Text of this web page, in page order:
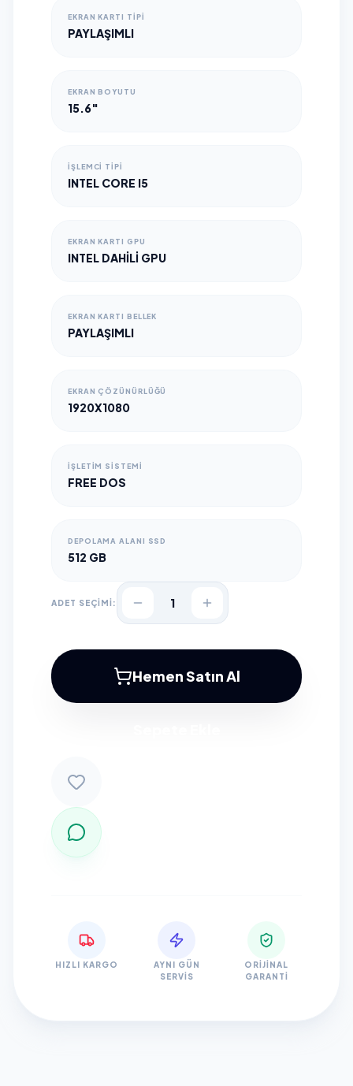
EKRAN KARTI TIPI
PAYLAŞIMLI
EKRAN BOYUTU
15.6"
İŞLEMCI TIPI
INTEL CORE I5
EKRAN KARTI GPU
INTEL DAHILI GPU
EKRAN KARTI BELLEK
PAYLAŞIMLI
EKRAN ÇÖZÜNÜRLÜĞÜ
1920X1080
İŞLETIM SISTEMI
FREE DOS
DEPOLAMA ALANI SSD
512 GB
ADET SEÇİMİ: 1
Hemen Satın Al
HIZLI KARGO
AYNI GÜN
SERVIS
ORIJINAL
GARANTI